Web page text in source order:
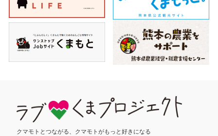
クマモトとつながる、 クマモトがもっと好きになる